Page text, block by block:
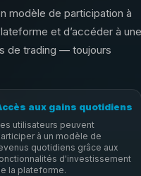
modèle de participation à
et d’accéder à une
de trading — toujours
aux gains quotidiens
utilisateurs peuvent
à un modèle de
quotidiens grâce aux
d'investissement
la plateforme.